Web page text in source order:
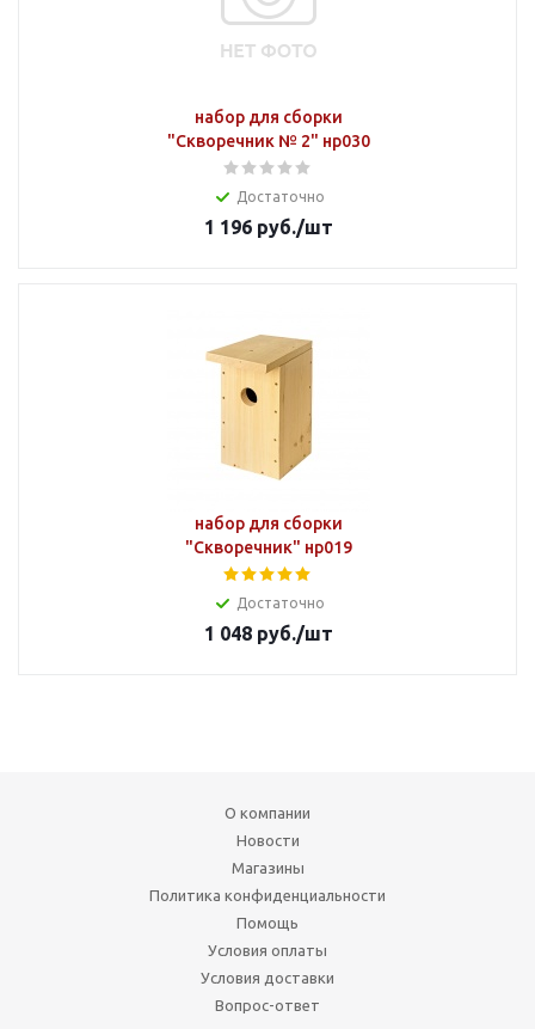
набор для сборки
"Скворечник № 2" нр030
Достаточно
1 196руб./шт
набор для сборки
"Скворечник" нр019
Достаточно
1 048руб./шт
О компании
Новости
Магазины
Политика конфиденциальности
Помощь
Условия оплаты
Условия доставки
Вопрос-ответ